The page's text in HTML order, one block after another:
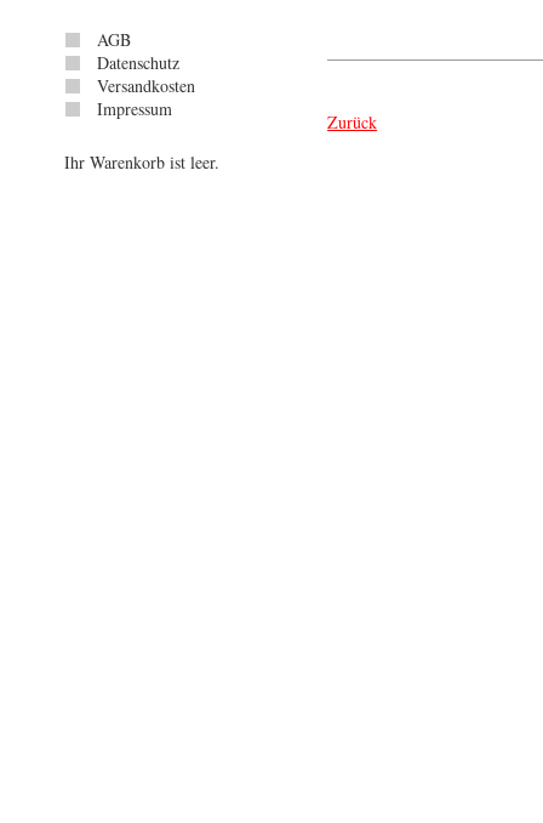
AGB
Datenschutz
Versandkosten
Impressum
Ihr Warenkorb ist leer.
Zurück